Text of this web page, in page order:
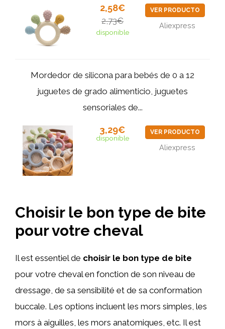
2,58€
2,73€
disponible
VER PRODUCTO
Aliexpress
Mordedor de silicona para bebés de 0 a 12
juguetes de grado alimenticio, juguetes
sensoriales de...
3,29€
disponible
VER PRODUCTO
Aliexpress
Choisir le bon type de bite
pour votre cheval
Il est essentiel de choisir le bon type de bite
pour votre cheval en fonction de son niveau de
dressage, de sa sensibilité et de sa conformation
buccale. Les options incluent les mors simples, les
mors à aiguilles, les mors anatomiques, etc. Il est